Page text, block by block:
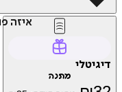
איזה
דיגיטלי
מתנה